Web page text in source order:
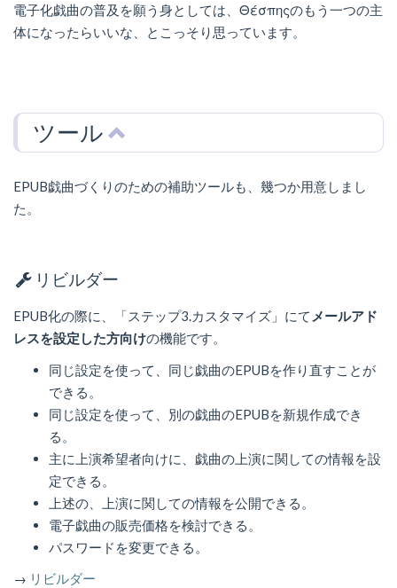
電子化戯曲の普及を願う身としては、Θέσπηςのもう一つの主
体になったらいいな、とこっそり思っています。
ツール
EPUB戯曲づくりのための補助ツールも、幾つか用意しまし
た。
リビルダー
EPUB化の際に、「ステップ3.カスタマイズ」にて メールアド
レスを設定した方向けの機能です。
同じ設定を使って、同じ戯曲のEPUBを作り直すことが
できる。
同じ設定を使って、別の戯曲のEPUBを新規作成でき
る。
主に上演希望者向けに、戯曲の上演に関しての情報を設
定できる。
上述の、上演に関しての情報を公開できる。
電子戯曲の販売価格を検討できる。
パスワードを変更できる。
→ リビルダー